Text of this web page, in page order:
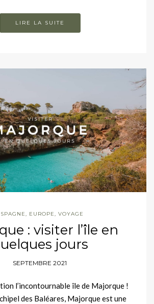
LIRE LA SUITE
, EUROPE, VOYAGE
: visiter l’île en
jours
SEPTEMBRE 2021
l’incontournable île de Majorque !
des Baléares, Majorque est une